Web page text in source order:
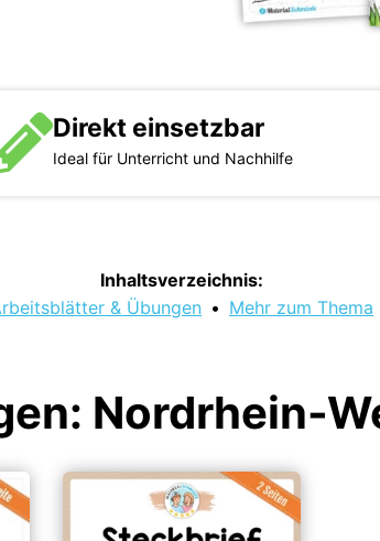
Direkt einsetzbar
Ideal für Unterricht und Nachhilfe
Inhaltsverzeichnis:
& Übungen • Mehr zum Thema
Nordrhein-